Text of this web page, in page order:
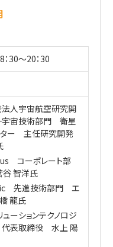
：30～20：30
人宇宙航空研究開
宙技術部門 衛星
ター 主任研究開発
コーポレート部
智洋氏
先進技術部門 エ
龍氏
ューションテクノロジ
表取締役 水上 陽